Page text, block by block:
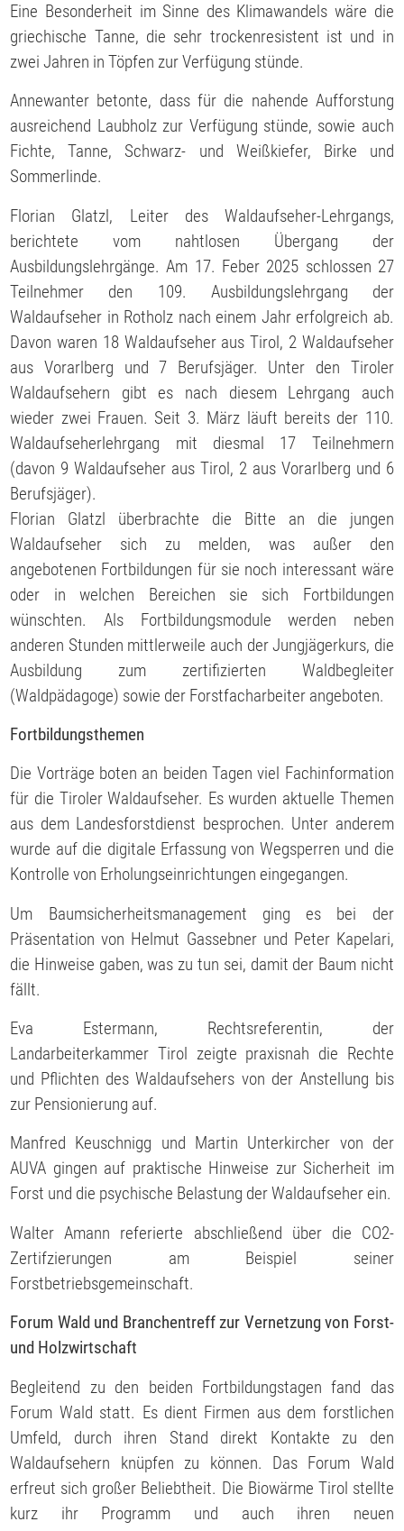
Eine Besonderheit im Sinne des Klimawandels wäre die
griechische Tanne, die sehr trockenresistent ist und in
zwei Jahren in Töpfen zur Verfügung stünde.
Annewanter betonte, dass für die nahende Aufforstung
ausreichend Laubholz zur Verfügung stünde, sowie auch
Fichte, Tanne, Schwarz- und Weißkiefer, Birke und
Sommerlinde.
Florian Glatzl, Leiter des Waldaufseher-Lehrgangs,
berichtete vom nahtlosen Übergang der
Ausbildungslehrgänge. Am 17. Feber 2025 schlossen 27
Teilnehmer den 109. Ausbildungslehrgang der
Waldaufseher in Rotholz nach einem Jahr erfolgreich ab.
Davon waren 18 Waldaufseher aus Tirol, 2 Waldaufseher
aus Vorarlberg und 7 Berufsjäger. Unter den Tiroler
Waldaufsehern gibt es nach diesem Lehrgang auch
wieder zwei Frauen. Seit 3. März läuft bereits der 110.
Waldaufseherlehrgang mit diesmal 17 Teilnehmern
(davon 9 Waldaufseher aus Tirol, 2 aus Vorarlberg und 6
Berufsjäger).
Florian Glatzl überbrachte die Bitte an die jungen
Waldaufseher sich zu melden, was außer den
angebotenen Fortbildungen für sie noch interessant wäre
oder in welchen Bereichen sie sich Fortbildungen
wünschten. Als Fortbildungsmodule werden neben
anderen Stunden mittlerweile auch der Jungjägerkurs, die
Ausbildung zum zertifizierten Waldbegleiter
(Waldpädagoge) sowie der Forstfacharbeiter angeboten.
Fortbildungsthemen
Die Vorträge boten an beiden Tagen viel Fachinformation
für die Tiroler Waldaufseher. Es wurden aktuelle Themen
aus dem Landesforstdienst besprochen. Unter anderem
wurde auf die digitale Erfassung von Wegsperren und die
Kontrolle von Erholungseinrichtungen eingegangen.
Um Baumsicherheitsmanagement ging es bei der
Präsentation von Helmut Gassebner und Peter Kapelari,
die Hinweise gaben, was zu tun sei, damit der Baum nicht
fällt.
Eva Estermann, Rechtsreferentin, der
Landarbeiterkammer Tirol zeigte praxisnah die Rechte
und Pflichten des Waldaufsehers von der Anstellung bis
zur Pensionierung auf.
Manfred Keuschnigg und Martin Unterkircher von der
AUVA gingen auf praktische Hinweise zur Sicherheit im
Forst und die psychische Belastung der Waldaufseher ein.
Walter Amann referierte abschließend über die CO2-
Zertifzierungen am Beispiel seiner
Forstbetriebsgemeinschaft.
Forum Wald und Branchentreff zur Vernetzung von Forst-
und Holzwirtschaft
Begleitend zu den beiden Fortbildungstagen fand das
Forum Wald statt. Es dient Firmen aus dem forstlichen
Umfeld, durch ihren Stand direkt Kontakte zu den
Waldaufsehern knüpfen zu können. Das Forum Wald
erfreut sich großer Beliebtheit. Die Biowärme Tirol stellte
kurz ihr Programm und auch ihren neuen